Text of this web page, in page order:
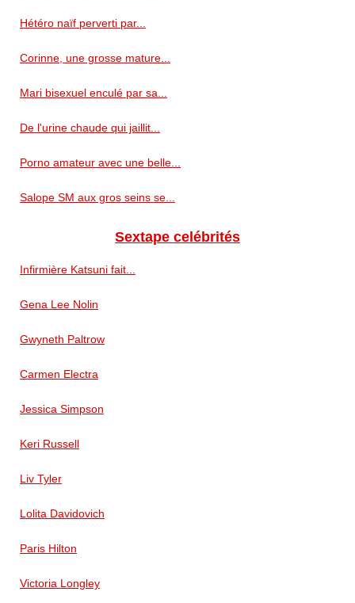
Hétéro naïf perverti par...
Corinne, une grosse mature...
Mari bisexuel enculé par sa...
De l'urine chaude qui jaillit...
Porno amateur avec une belle...
Salope SM aux gros seins se...
Sextape celébrités
Infirmière Katsuni fait...
Gena Lee Nolin
Gwyneth Paltrow
Carmen Electra
Jessica Simpson
Keri Russell
Liv Tyler
Lolita Davidovich
Paris Hilton
Victoria Longley